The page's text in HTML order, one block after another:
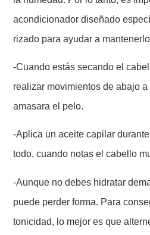
acondicionador diseñado
rizado para ayudar a
-Cuando estás secando el
realizar movimientos de abajo
amasara el pelo.
-Aplica un aceite capilar
todo, cuando notas el cabello
-Aunque no debes hidratar
puede perder forma. Para
tonicidad, lo mejor es que